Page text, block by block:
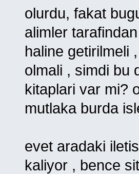
olurdu, fakat
alimler
haline getirilmeli
olmali , simdi bu
kitaplari var mi?
mutlaka burda
evet aradaki
kaliyor , bence